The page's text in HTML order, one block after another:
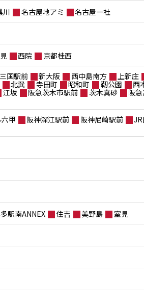
川 名古屋地アミ 名古屋一社
西院 京都桂西
国駅前 新大阪 西中島南方 上新庄
北巽 寺田町 昭和町 靭公園 西
江坂 阪急茨木市駅前 茨木真砂 阪
甲 阪神深江駅前 阪神尼崎駅前
駅南ANNEX 住吉 美野島 室見